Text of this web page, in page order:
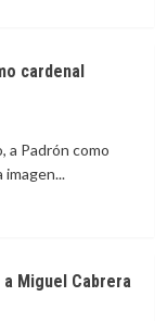
cardenal
a Padrón como
Miguel Cabrera